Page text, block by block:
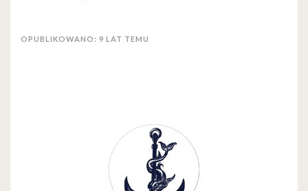
OPUBLIKOWANO: 9 LAT TEMU